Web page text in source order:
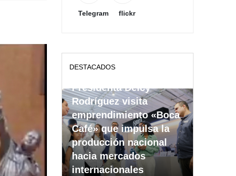
Telegram flickr
DESTACADOS
Presidenta Delcy
Rodríguez visita
emprendimiento «Boca
Café» que impulsa la
producción nacional
hacia mercados
internacionales